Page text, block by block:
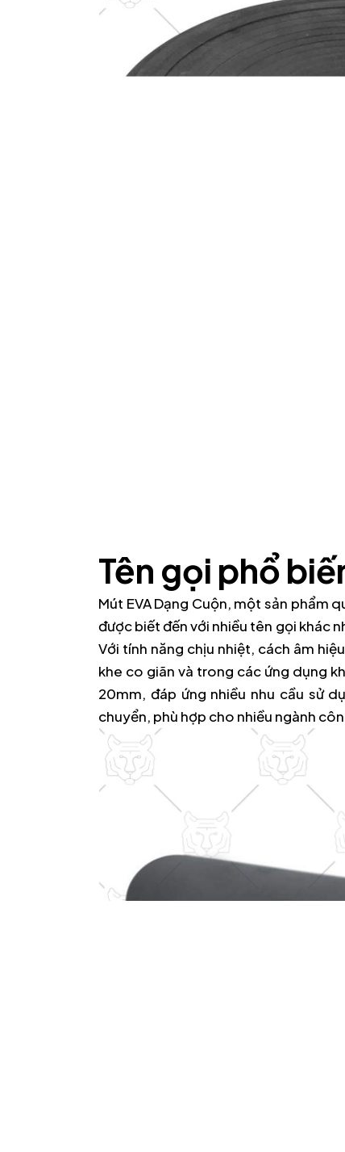
Tên gọi phổ
Mút EVA Dạng Cuộn, một sản phẩm
được biết đến với nhiều tên gọi khác
Với tính năng chịu nhiệt, cách âm
khe co giãn và trong các ứng dụng
20mm, đáp ứng nhiều nhu cầu sử
chuyển, phù hợp cho nhiều ngành